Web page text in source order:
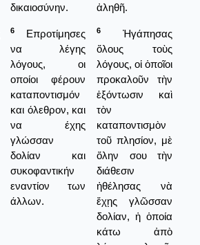
δικαιοσύνην.
ἀληθῆ.
6
Επροτίμησες
να λέγης
λόγους, οι
οποίοι φέρουν
καταποντισμόν
και όλεθρον, και
να έχης
γλώσσαν
δολίαν και
συκοφαντικήν
εναντίον των
άλλων.
6
Ἠγάπησας
ὅλους τοὺς
λόγους, οἱ ὁποῖοι
προκαλοῦν τὴν
ἐξόντωσιν καὶ
τὸν
καταποντισμὸν
τοῦ πλησίον, μὲ
ὅλην σου τὴν
διάθεσιν
ἠθέλησας νὰ
ἔχῃς γλῶσσαν
δολίαν, ἡ ὁποία
κάτω ἀπὸ